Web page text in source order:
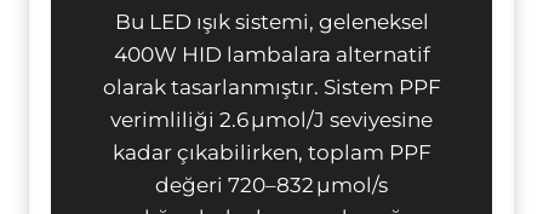
Bu LED ışık sistemi, geleneksel
400W HID lambalara alternatif
olarak tasarlanmıştır. Sistem PPF
verimliliği 2.6 µmol/J seviyesine
kadar çıkabilirken, toplam PPF
değeri 720–832 µmol/s